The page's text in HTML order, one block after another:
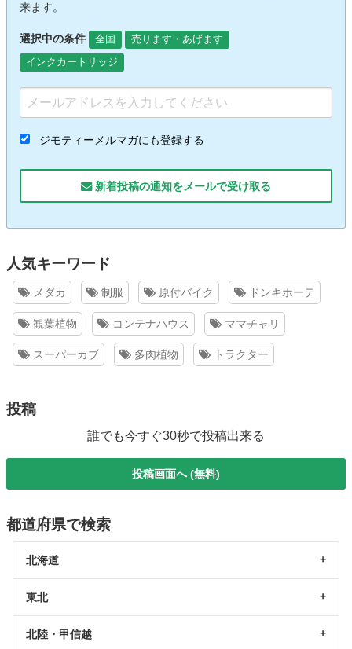
来ます。
選択中の条件 全国
売ります・あげます
インクカートリッジ
ジモティーメルマガにも登録する
新着投稿の通知をメールで受け取る
人気キーワード
メダカ 制服 原付バイク ドンキホーテ
観葉植物 コンテナハウス ママチャリ
スーパーカブ 多肉植物 トラクター
投稿
誰でも今すぐ30秒で投稿出来る
投稿画面へ (無料)
都道府県で検索
北海道
東北
北陸・甲信越